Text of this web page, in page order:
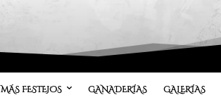
MÁS FESTEJOS GANADERÍAS GALERÍAS